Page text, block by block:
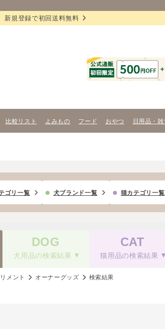
新規登録で初回送料無料
比較リスト よみもの フード おやつ 日用品・
ゴリ一覧 犬ブランド一覧 猫カテゴリ一覧
DOG
犬用品の検索結果
CAT
猫用品の検索結果
メント オーナーグッズ 検索結果